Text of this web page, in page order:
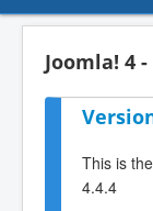
Joomla! 4
This is
4.4.4